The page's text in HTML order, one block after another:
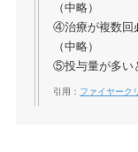
（中略）
④治療が複数回
（中略）
⑤投与量が多い
引用： ファイヤーク